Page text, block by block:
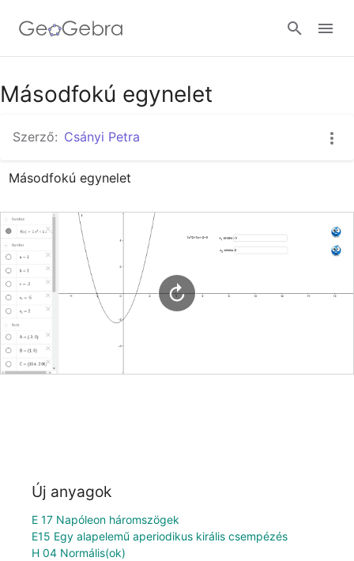
Google Classroom
GeoGebra Classroom
Másodfokú egynelet
Szerző: Csányi Petra
Másodfokú egynelet
Új anyagok
E 17 Napóleon háromszögek
E15 Egy alapelemű aperiodikus királis csempézés
H 04 Normális(ok)